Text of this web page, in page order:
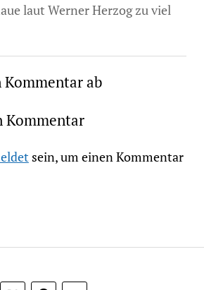
laut Werner Herzog zu viel
Kommentar ab
Kommentar
sein, um einen Kommentar